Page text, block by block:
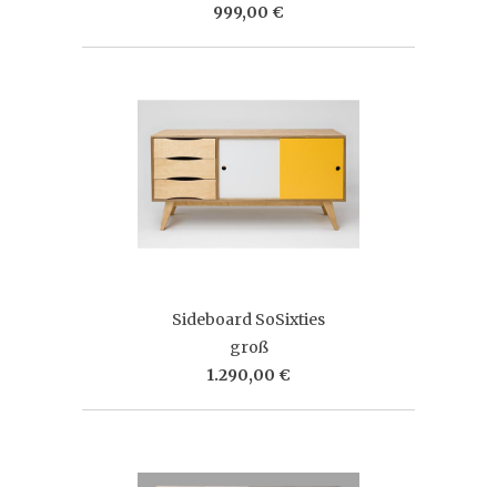
999,00 €
Sideboard SoSixties
groß
1.290,00 €